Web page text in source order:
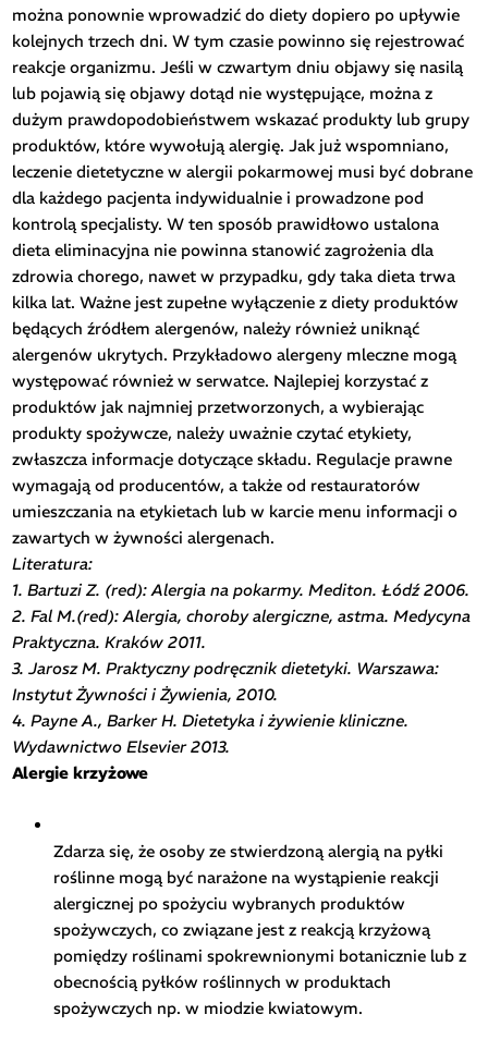
można ponownie wprowadzić do diety dopiero po upływie
kolejnych trzech dni. W tym czasie powinno się rejestrować
reakcje organizmu. Jeśli w czwartym dniu objawy się nasilą
lub pojawią się objawy dotąd nie występujące, można z
dużym prawdopodobieństwem wskazać produkty lub grupy
produktów, które wywołują alergię. Jak już wspomniano,
leczenie dietetyczne w alergii pokarmowej musi być dobrane
dla każdego pacjenta indywidualnie i prowadzone pod
kontrolą specjalisty. W ten sposób prawidłowo ustalona
dieta eliminacyjna nie powinna stanowić zagrożenia dla
zdrowia chorego, nawet w przypadku, gdy taka dieta trwa
kilka lat. Ważne jest zupełne wyłączenie z diety produktów
będących źródłem alergenów, należy również uniknąć
alergenów ukrytych. Przykładowo alergeny mleczne mogą
występować również w serwatce. Najlepiej korzystać z
produktów jak najmniej przetworzonych, a wybierając
produkty spożywcze, należy uważnie czytać etykiety,
zwłaszcza informacje dotyczące składu. Regulacje prawne
wymagają od producentów, a także od restauratorów
umieszczania na etykietach lub w karcie menu informacji o
zawartych w żywności alergenach.
Literatura:
1. Bartuzi Z. (red): Alergia na pokarmy. Mediton. Łódź 2006.
2. Fal M.(red): Alergia, choroby alergiczne, astma. Medycyna
Praktyczna. Kraków 2011.
3. Jarosz M. Praktyczny podręcznik dietetyki. Warszawa:
Instytut Żywności i Żywienia, 2010.
4. Payne A., Barker H. Dietetyka i żywienie kliniczne.
Wydawnictwo Elsevier 2013.
Alergie krzyżowe
Zdarza się, że osoby ze stwierdzoną alergią na pyłki
roślinne mogą być narażone na wystąpienie reakcji
alergicznej po spożyciu wybranych produktów
spożywczych, co związane jest z reakcją krzyżową
pomiędzy roślinami spokrewnionymi botanicznie lub z
obecnością pyłków roślinnych w produktach
spożywczych np. w miodzie kwiatowym.